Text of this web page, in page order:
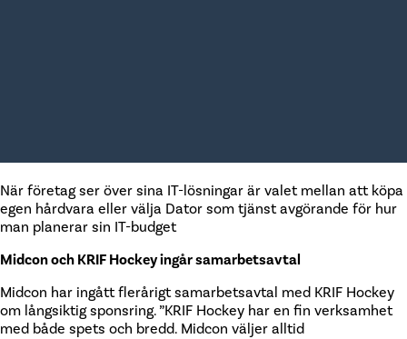
När företag ser över sina IT-lösningar är valet mellan att köpa
egen hårdvara eller välja Dator som tjänst avgörande för hur
man planerar sin IT-budget
Midcon och KRIF Hockey ingår samarbetsavtal
Midcon har ingått flerårigt samarbetsavtal med KRIF Hockey
om långsiktig sponsring. ”KRIF Hockey har en fin verksamhet
med både spets och bredd. Midcon väljer alltid